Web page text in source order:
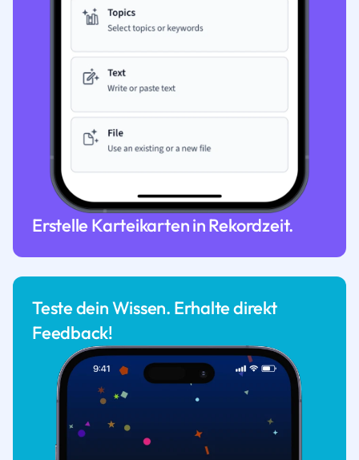
Erstelle Karteikarten in Rekordzeit.
Teste dein Wissen. Erhalte direkt
Feedback!